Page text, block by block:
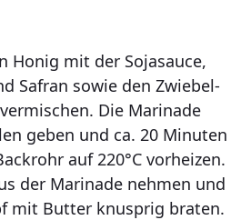
Honig mit der Sojasauce,
Safran sowie den Zwiebel-
Die Marinade
geben und ca. 20 Minuten
auf 220°C vorheizen.
der Marinade nehmen und
mit Butter knusprig braten.